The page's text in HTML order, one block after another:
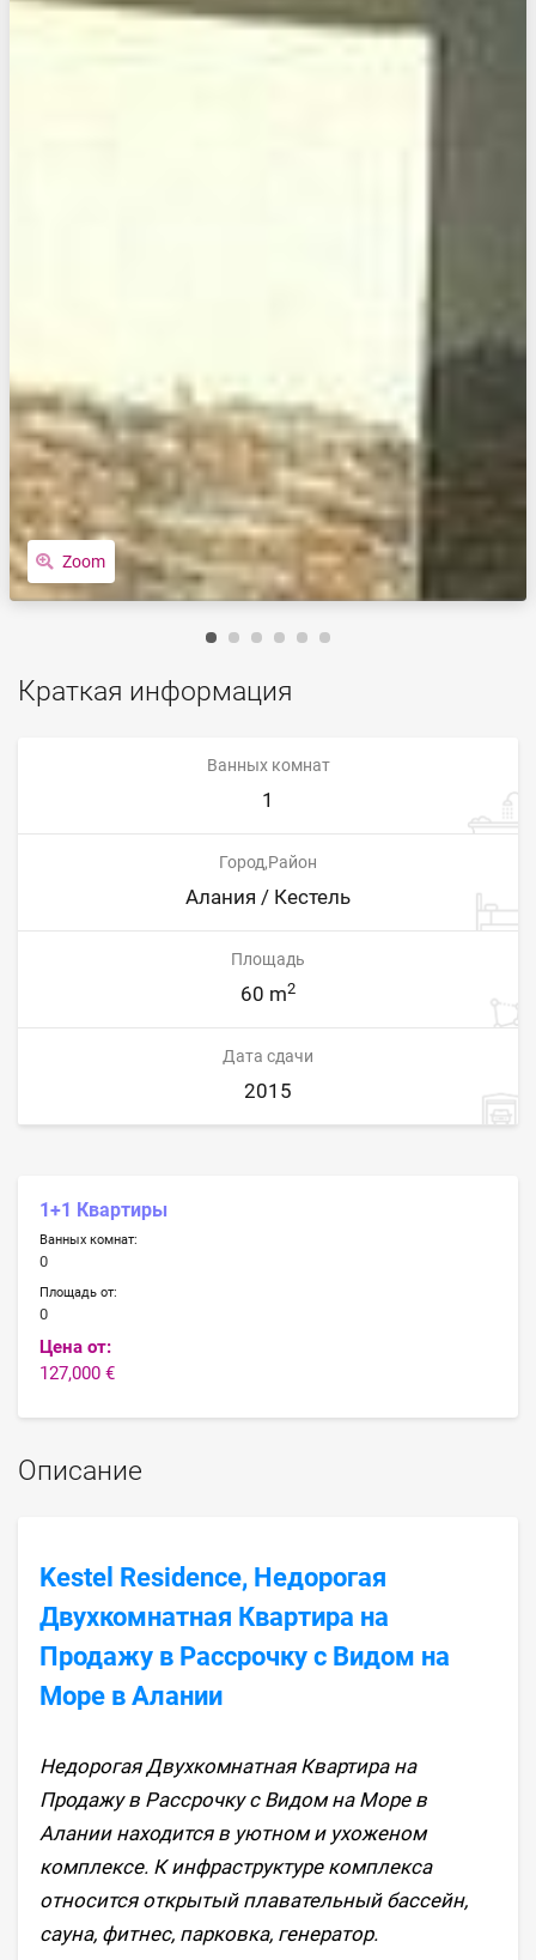
Zoom
Краткая информация
Ванных комнат
1
Город,Район
Алания / Кестель
Площадь
60 m2
Дата сдачи
2015
1+1 Квартиры
Ванных комнат:
0
Площадь от:
0
Цена от:
127,000 €
Описание
Kestel Residence, Недорогая
Двухкомнатная Квартира на
Продажу в Рассрочку с Видом на
Море в Алании
Недорогая Двухкомнатная Квартира на
Продажу в Рассрочку с Видом на Море в
Алании находится в уютном и ухоженом
комплексе. К инфраструктуре комплекса
относится открытый плавательный бассейн,
сауна, фитнес, парковка, генератор.